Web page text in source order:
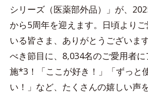
シリーズ（医薬部外品）」が、
から5周年を迎えます。日頃より
いる皆さま、ありがとうございま
べき節目に、8,034名のご愛用者
施*3！「ここが好き！」「ずっと
い！」など、たくさんの嬉しい声